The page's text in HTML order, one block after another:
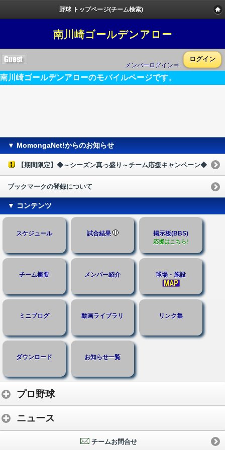
野球 トップページ(チーム検索)
南川崎ゴールデンアロー
メンバーログイン⇒
ログイン
南川崎ゴールデンアローのモバイルページです。
▼ MomongaNet!からのお知らせ
【期間限定】◆～シーズン真っ盛り～チーム応援キャンペーン◆
ブックマークの登録について
▼ コンテンツ
スケジュール 試合結果 掲示板(BBS)
応援はこちら!
チーム概要 メンバー紹介 球場・施設
ミニブログ 動画ライブラリ リンク集
ダウンロード お知らせ一覧
プロ野球
ニュース
チームお問合せ